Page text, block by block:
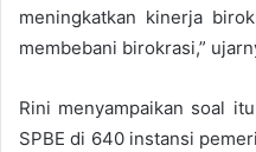
meningkatkan kinerja
membebani birokrasi,”
Rini menyampaikan soal
SPBE di 640 instansi